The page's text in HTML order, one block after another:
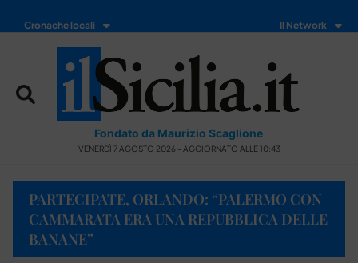
Cronache locali Il Network
Fondato da Maurizio Scaglione
VENERDÌ 7 AGOSTO 2026 - AGGIORNATO ALLE 10:43
PARTECIPATE, ORLANDO: “PALERMO CON
CAMMARATA ERA UNA REPUBBLICA DELLE
BANANE”